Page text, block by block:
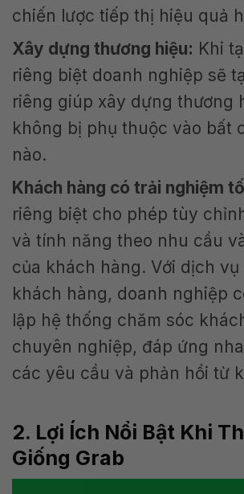
chiến lược tiếp thị hiệu quả
Xây dựng thương hiệu: Khi
riêng biệt doanh nghiệp sẽ
riêng giúp xây dựng thương
không bị phụ thuộc vào bất
nào.
Khách hàng có trải nghiệm
riêng biệt cho phép tùy
và tính năng theo nhu cầu
của khách hàng. Với dịch vụ
khách hàng, doanh nghiệp
lập hệ thống chăm sóc
chuyên nghiệp, đáp ứng
các yêu cầu và phản hồi từ
2. Lợi Ích Nổi Bật Khi
Giống Grab